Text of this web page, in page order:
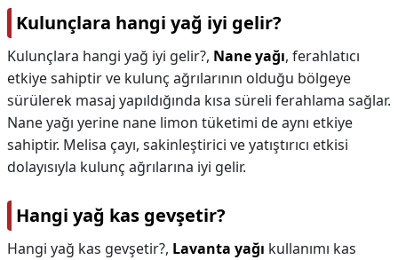
Kulunçlara hangi yağ iyi gelir?
Kulunçlara hangi yağ iyi gelir?, Nane yağı, ferahlatıcı
etkiye sahiptir ve kulunç ağrılarının olduğu bölgeye
sürülerek masaj yapıldığında kısa süreli ferahlama sağlar.
Nane yağı yerine nane limon tüketimi de aynı etkiye
sahiptir. Melisa çayı, sakinleştirici ve yatıştırıcı etkisi
dolayısıyla kulunç ağrılarına iyi gelir.
Hangi yağ kas gevşetir?
Hangi yağ kas gevşetir?, Lavanta yağı kullanımı kas